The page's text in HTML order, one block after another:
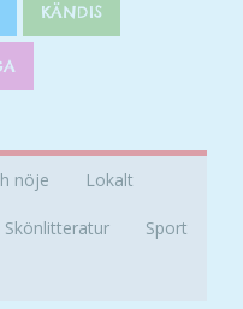
KÄNDIS
nöje Lokalt
Skönlitteratur Sport